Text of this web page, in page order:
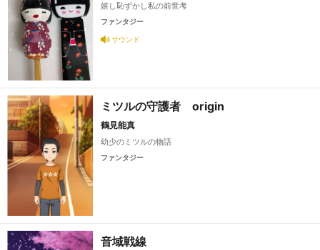
嬉し恥ずかし私の前世考
ファンタジー
サウンド
ミツルの守護者 origin
鶴見能真
幼少のミツルの物語
ファンタジー
音域戦線